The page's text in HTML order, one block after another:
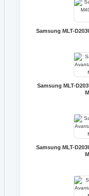
Samsung MLT-
Samsung MLT-
Samsung MLT-